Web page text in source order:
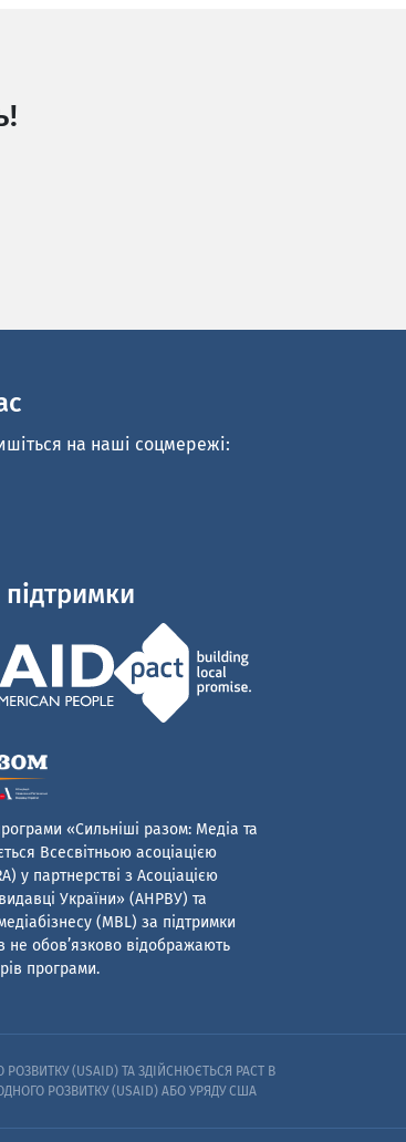
на наші соцмережі:
«Сильніші разом: Медіа та
Всесвітньою асоціацією
у партнерстві з Асоціацією
України» (АНРВУ) та
(MBL) за підтримки
не обов’язково відображають
програми.
(USAID) ТА ЗДІЙСНЮЄТЬСЯ PACT В
РОЗВИТКУ (USAID) АБО УРЯДУ США